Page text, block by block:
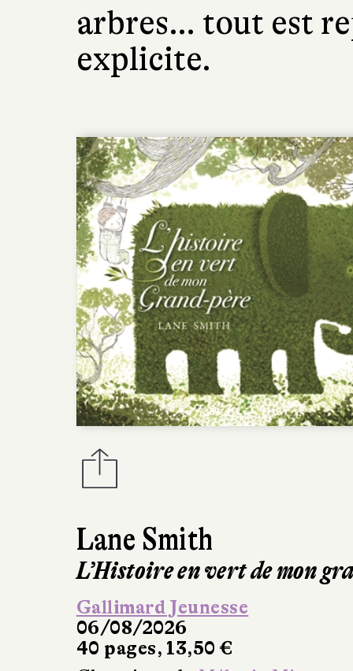
Lane Smith
L’Histoire en vert de mon
Gallimard Jeunesse
06/08/2026
40 pages, 13,50 €
arbres… tout est
explicite.